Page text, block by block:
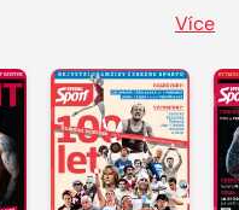
Více